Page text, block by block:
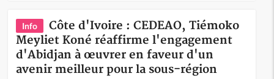
Info
Côte d'Ivoire : CEDEAO, Tiémoko
Meyliet Koné réaffirme l'engagement
d'Abidjan à œuvrer en faveur d'un
avenir meilleur pour la sous-région